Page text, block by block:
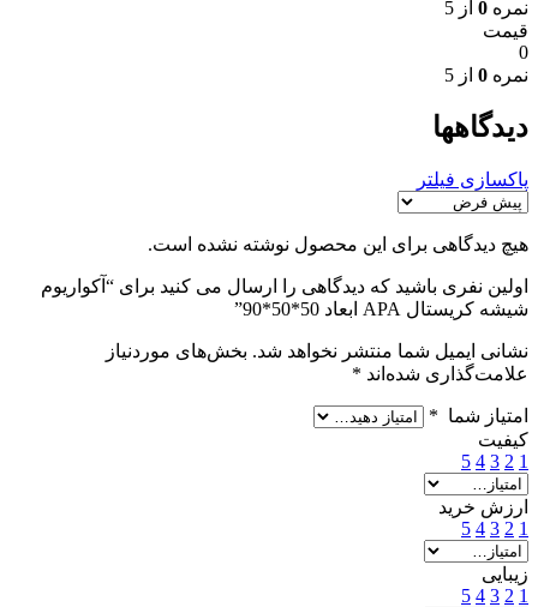
نمره 0 از 5
قیمت
0
نمره 0 از 5
دیدگاهها
پاکسازی فیلتر
هیچ دیدگاهی برای این محصول نوشته نشده است.
اولین نفری باشید که دیدگاهی را ارسال می کنید برای “آکواریوم
شیشه کریستال APA ابعاد 50*50*90”
نشانی ایمیل شما منتشر نخواهد شد. بخش‌های موردنیاز
علامت‌گذاری شده‌اند *
امتیاز شما *
کیفیت
1
2
3
4
5
ارزش خرید
1
2
3
4
5
زیبایی
1
2
3
4
5